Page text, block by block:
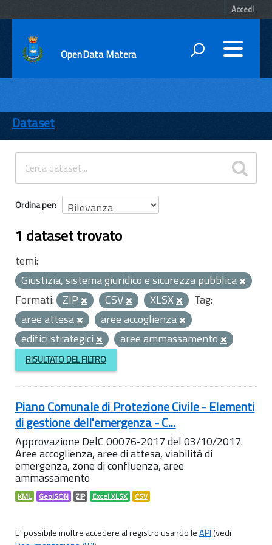
Accedi
OpenData Matera
ENTI
TEMI
INFORMAZIONI
Dataset
Ordina per
1 dataset trovato
temi:
Giustizia, sistema giuridico e sicurezza pubblica
Formati: ZIP CSV XLSX
Tag:
aree attesa
aree accoglienza
edifici strategici
aree ammassamento
RISULTATO DEL FILTRO
Piano Comunale di Protezione Civile - Elementi
di gestione dell'emergenza - C...
Approvazione DelC 00076-2017 del 03/10/2017.
Aree accoglienza, aree di attesa, viabilità di
emergenza, zone di confluenza, aree
ammassamento
KML GeoJSON ZIP Excel XLSX CSV
E' possibile inoltre accedere al registro usando leAPI(vedi